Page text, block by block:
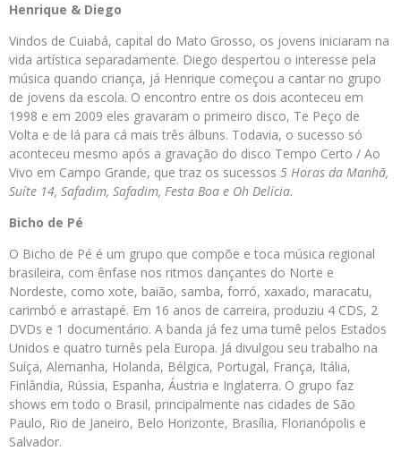
Henrique & Diego
Vindos de Cuiabá, capital do Mato Grosso, os jovens iniciaram na
vida artística separadamente. Diego despertou o interesse pela
música quando criança, já Henrique começou a cantar no grupo
de jovens da escola. O encontro entre os dois aconteceu em
1998 e em 2009 eles gravaram o primeiro disco, Te Peço de
Volta e de lá para cá mais três álbuns. Todavia, o sucesso só
aconteceu mesmo após a gravação do disco Tempo Certo / Ao
Vivo em Campo Grande, que traz os sucessos 5 Horas da Manhã,
Suíte 14, Safadim, Safadim, Festa Boa e Oh Delícia.
Bicho de Pé
O Bicho de Pé é um grupo que compõe e toca música regional
brasileira, com ênfase nos ritmos dançantes do Norte e
Nordeste, como xote, baião, samba, forró, xaxado, maracatu,
carimbó e arrastapé. Em 16 anos de carreira, produziu 4 CDS, 2
DVDs e 1 documentário. A banda já fez uma turnê pelos Estados
Unidos e quatro turnês pela Europa. Já divulgou seu trabalho na
Suíça, Alemanha, Holanda, Bélgica, Portugal, França, Itália,
Finlândia, Rússia, Espanha, Áustria e Inglaterra. O grupo faz
shows em todo o Brasil, principalmente nas cidades de São
Paulo, Rio de Janeiro, Belo Horizonte, Brasília, Florianópolis e
Salvador.